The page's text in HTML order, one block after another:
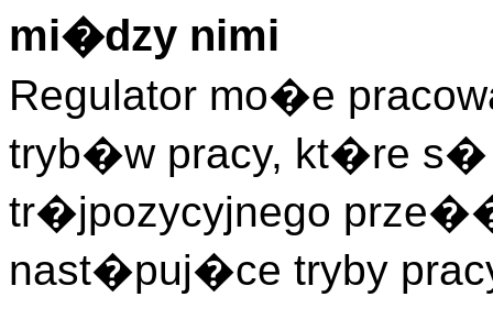
mi�dzy nimi
Regulator mo�e
tryb�w pracy, kt�re s�
tr�jpozycyjnego
nast�puj�ce tryby